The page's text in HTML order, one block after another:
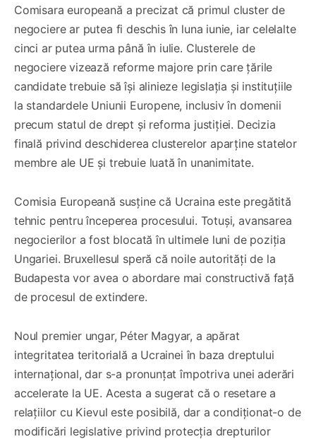
Comisara europeană a precizat că primul cluster de
negociere ar putea fi deschis în luna iunie, iar celelalte
cinci ar putea urma până în iulie. Clusterele de
negociere vizează reforme majore prin care țările
candidate trebuie să își alinieze legislația și instituțiile
la standardele Uniunii Europene, inclusiv în domenii
precum statul de drept și reforma justiției. Decizia
finală privind deschiderea clusterelor aparține statelor
membre ale UE și trebuie luată în unanimitate.
Comisia Europeană susține că Ucraina este pregătită
tehnic pentru începerea procesului. Totuși, avansarea
negocierilor a fost blocată în ultimele luni de poziția
Ungariei. Bruxellesul speră că noile autorități de la
Budapesta vor avea o abordare mai constructivă față
de procesul de extindere.
Noul premier ungar, Péter Magyar, a apărat
integritatea teritorială a Ucrainei în baza dreptului
internațional, dar s-a pronunțat împotriva unei aderări
accelerate la UE. Acesta a sugerat că o resetare a
relațiilor cu Kievul este posibilă, dar a condiționat-o de
modificări legislative privind protecția drepturilor